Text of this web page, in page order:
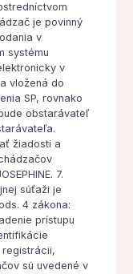
je povinný
v
systému
v
vložená do
SP, rovnako
obstarávateľ
žiadosti a
7.
súťaži je
4 zákona:
prístupu
registrácii,
sú uvedené v